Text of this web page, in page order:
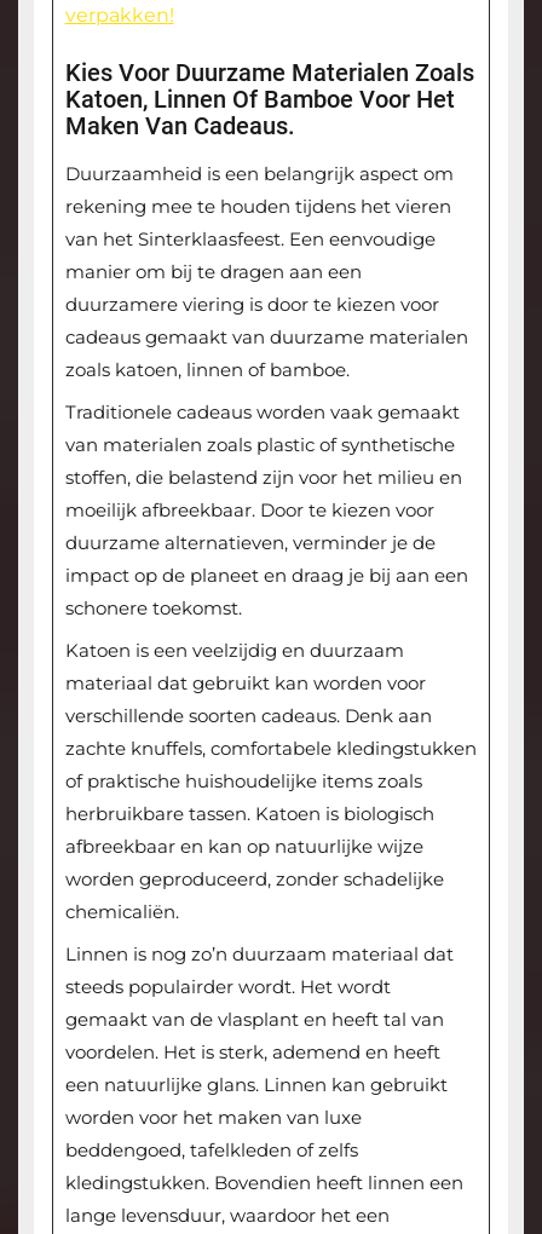
verpakken!
Kies Voor Duurzame Materialen Zoals
Katoen, Linnen Of Bamboe Voor Het
Maken Van Cadeaus.
Duurzaamheid is een belangrijk aspect om
rekening mee te houden tijdens het vieren
van het Sinterklaasfeest. Een eenvoudige
manier om bij te dragen aan een
duurzamere viering is door te kiezen voor
cadeaus gemaakt van duurzame materialen
zoals katoen, linnen of bamboe.
Traditionele cadeaus worden vaak gemaakt
van materialen zoals plastic of synthetische
stoffen, die belastend zijn voor het milieu en
moeilijk afbreekbaar. Door te kiezen voor
duurzame alternatieven, verminder je de
impact op de planeet en draag je bij aan een
schonere toekomst.
Katoen is een veelzijdig en duurzaam
materiaal dat gebruikt kan worden voor
verschillende soorten cadeaus. Denk aan
zachte knuffels, comfortabele kledingstukken
of praktische huishoudelijke items zoals
herbruikbare tassen. Katoen is biologisch
afbreekbaar en kan op natuurlijke wijze
worden geproduceerd, zonder schadelijke
chemicaliën.
Linnen is nog zo’n duurzaam materiaal dat
steeds populairder wordt. Het wordt
gemaakt van de vlasplant en heeft tal van
voordelen. Het is sterk, ademend en heeft
een natuurlijke glans. Linnen kan gebruikt
worden voor het maken van luxe
beddengoed, tafelkleden of zelfs
kledingstukken. Bovendien heeft linnen een
lange levensduur, waardoor het een